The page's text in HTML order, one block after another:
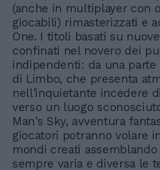
(anche in multiplayer con
giocabili) rimasterizzati e
One. I titoli basati su
confinati nel novero dei
indipendenti: da una
di Limbo, che presenta
nell'inquietante incedere
verso un luogo
Man's Sky, avventura
giocatori potranno volare
mondi creati
sempre varia e diversa le